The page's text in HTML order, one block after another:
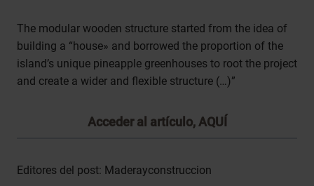
The modular wooden structure started from the idea of
building a “house» and borrowed the proportion of the
island’s unique pineapple greenhouses to root the project
and create a wider and flexible structure (…)”
Acceder al artículo, AQUÍ
Editores del post: Maderayconstruccion